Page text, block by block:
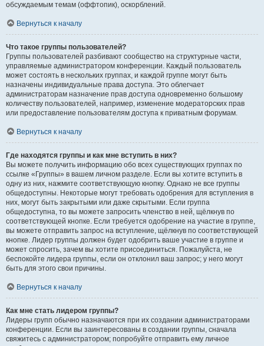
обсуждаемым темам (оффтопик), оскорблений.
Вернуться к началу
Что такое группы пользователей?
Группы пользователей разбивают сообщество на структурные части,
управляемые администратором конференции. Каждый пользователь
может состоять в нескольких группах, и каждой группе могут быть
назначены индивидуальные права доступа. Это облегчает
администраторам назначение прав доступа одновременно большому
количеству пользователей, например, изменение модераторских прав
или предоставление пользователям доступа к приватным форумам.
Вернуться к началу
Где находятся группы и как мне вступить в них?
Вы можете получить информацию обо всех существующих группах по
ссылке «Группы» в вашем личном разделе. Если вы хотите вступить в
одну из них, нажмите соответствующую кнопку. Однако не все группы
общедоступны. Некоторые могут требовать одобрения для вступления в
них, могут быть закрытыми или даже скрытыми. Если группа
общедоступна, то вы можете запросить членство в ней, щёлкнув по
соответствующей кнопке. Если требуется одобрение на участие в группе,
вы можете отправить запрос на вступление, щёлкнув по соответствующей
кнопке. Лидер группы должен будет одобрить ваше участие в группе и
может спросить, зачем вы хотите присоединиться. Пожалуйста, не
беспокойте лидера группы, если он отклонил ваш запрос; у него могут
быть для этого свои причины.
Вернуться к началу
Как мне стать лидером группы?
Лидеры групп обычно назначаются при их создании администраторами
конференции. Если вы заинтересованы в создании группы, сначала
свяжитесь с администратором; попробуйте отправить ему личное